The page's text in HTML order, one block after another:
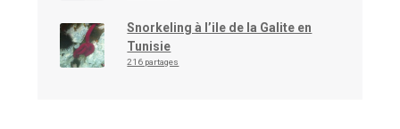
Snorkeling à l’ile de la Galite en
Tunisie
216 partages